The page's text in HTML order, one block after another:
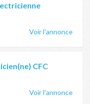
Voir l'annonce
CFC
Voir l'annonce